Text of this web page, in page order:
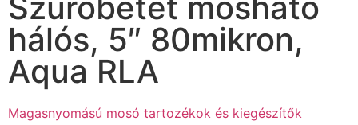
hálós, 5″ 80mikron,
Aqua RLA
Magasnyomású mosó tartozékok és kiegészítők